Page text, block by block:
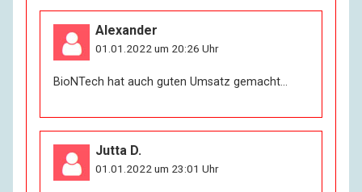
Alexander
01.01.2022 um 20:26 Uhr
BioNTech hat auch guten Umsatz gemacht…
Jutta D.
01.01.2022 um 23:01 Uhr